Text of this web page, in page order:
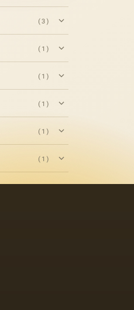
(3)
(1)
(1)
(1)
(1)
(1)